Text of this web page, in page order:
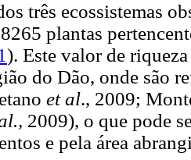
três ecossistemas
plantas
). Este valor de
do Dão, onde são
et al., 2009;
2009), o que pode
e pela área